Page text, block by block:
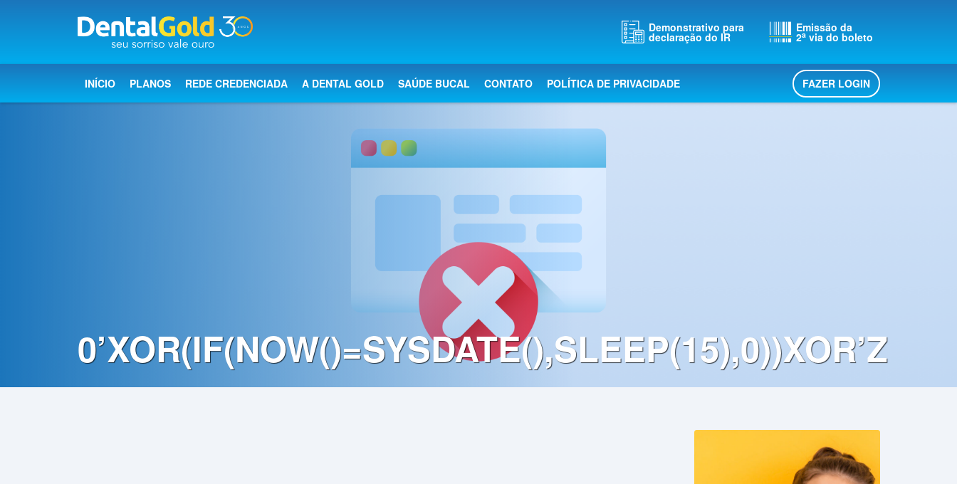
Início
Planos
de
Demonstrativo para
declaração do IR
Emissão da
2avia do boleto
INÍCIO PLANOS REDE CREDENCIADA A DENTAL GOLD SAÚDE BUCAL CONTATO POLÍTICA DE PRIVACIDADE FAZER LOGIN
0’XOR(IF(NOW()=SYSDATE(),SLEEP(15),0))XOR’Z